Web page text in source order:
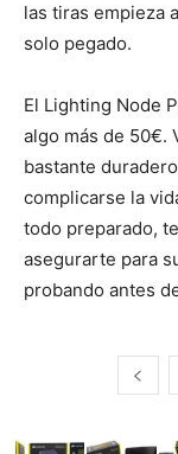
las tiras empieza
solo pegado.
El Lighting Node
algo más de 50€.
bastante
complicarse la
todo preparado,
asegurarte para
probando antes